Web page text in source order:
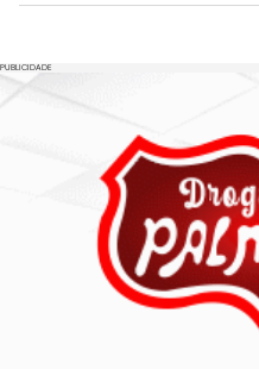
PUBLICIDADE